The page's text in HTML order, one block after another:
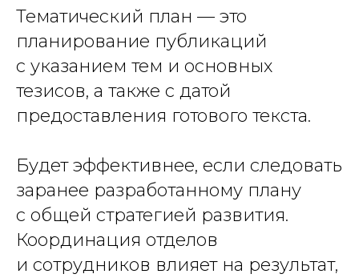
Тематический план — это
планирование публикаций
с указанием тем и основных
тезисов, а также с датой
предоставления готового текста.
Будет эффективнее, если следовать
заранее разработанному плану
с общей стратегией развития.
Координация отделов
и сотрудников влияет на результат,